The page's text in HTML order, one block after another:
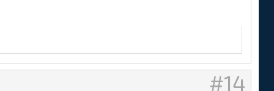
title="Not verified e-mail">*</
14